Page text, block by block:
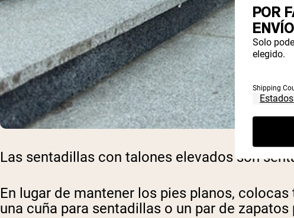
Las sentadillas con talones elevados son
En lugar de mantener los pies planos,
una cuña para sentadillas o un par de
POR
Solo
elegido.
Shipping